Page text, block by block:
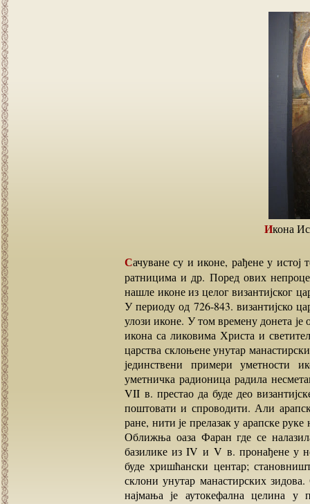
Икона
Сачуване су и иконе, рађене у истој техници, Св.Петра, Богородице са анђелима и светим
ратницима и др. Поред ових
нашле иконе из целог византијског
У периоду од 726-843. византијско
улози иконе. У том времену донета
икона са ликовима Христа и
царства склоњене унутар
јединствени примери уметности
уметничка радионица радила
VII в. престао да буде део
поштовати и спроводити. Али
ране, нити је прелазак у арапске
Оближња оаза Фаран где се
базилике из IV и V в. пронађене у
буде хришћански центар;
склони унутар манастирских
најмања је аутокефална целина